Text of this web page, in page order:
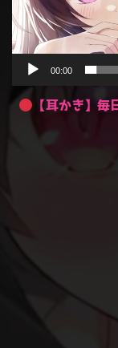
00:00
【耳かき】